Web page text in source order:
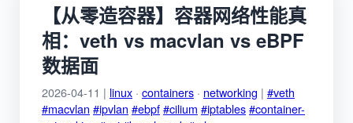
【从零造容器】容器网络性能真
相：veth vs macvlan vs eBPF
数据面
2026-04-11 | linux · containers · networking | #veth
#macvlan #ipvlan #ebpf#cilium #iptables#container-